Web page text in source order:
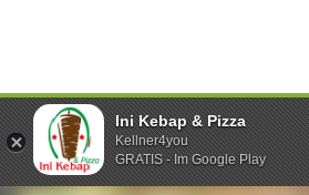
Ini Kebap & Pizza
Kellner4you
GRATIS - Im Google Play